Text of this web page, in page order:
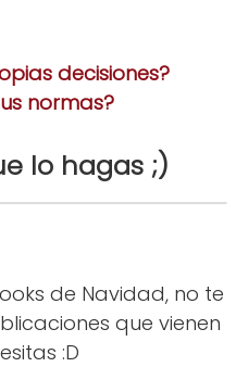
decisiones?
normas?
lo hagas ;)
de Navidad, no te
que vienen
:D